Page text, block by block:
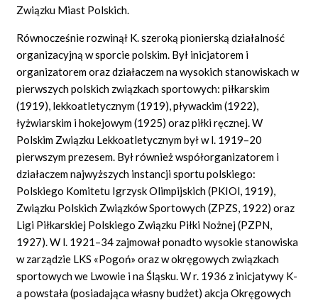
Związku Miast Polskich.
Równocześnie rozwinął K. szeroką pionierską działalność
organizacyjną w sporcie polskim. Był inicjatorem i
organizatorem oraz działaczem na wysokich stanowiskach w
pierwszych polskich związkach sportowych: piłkarskim
(1919), lekkoatletycznym (1919), pływackim (1922),
łyżwiarskim i hokejowym (1925) oraz piłki ręcznej. W
Polskim Związku Lekkoatletycznym był w l. 1919–20
pierwszym prezesem. Był również współorganizatorem i
działaczem najwyższych instancji sportu polskiego:
Polskiego Komitetu Igrzysk Olimpijskich (PKIOl, 1919),
Związku Polskich Związków Sportowych (ZPZS, 1922) oraz
Ligi Piłkarskiej Polskiego Związku Piłki Nożnej (PZPN,
1927). W l. 1921–34 zajmował ponadto wysokie stanowiska
w zarządzie LKS «Pogoń» oraz w okręgowych związkach
sportowych we Lwowie i na Śląsku. W r. 1936 z inicjatywy K-
a powstała (posiadająca własny budżet) akcja Okręgowych